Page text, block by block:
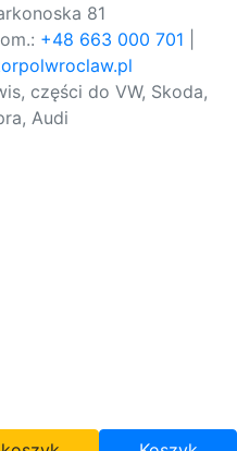
81
+48 663 000 701
części do VW, Skoda,
Audi